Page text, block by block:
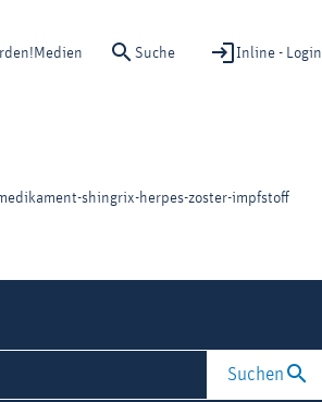
Medien Suche Inline - Login
shingrix-herpes-zoster-impfstoff
Suchen